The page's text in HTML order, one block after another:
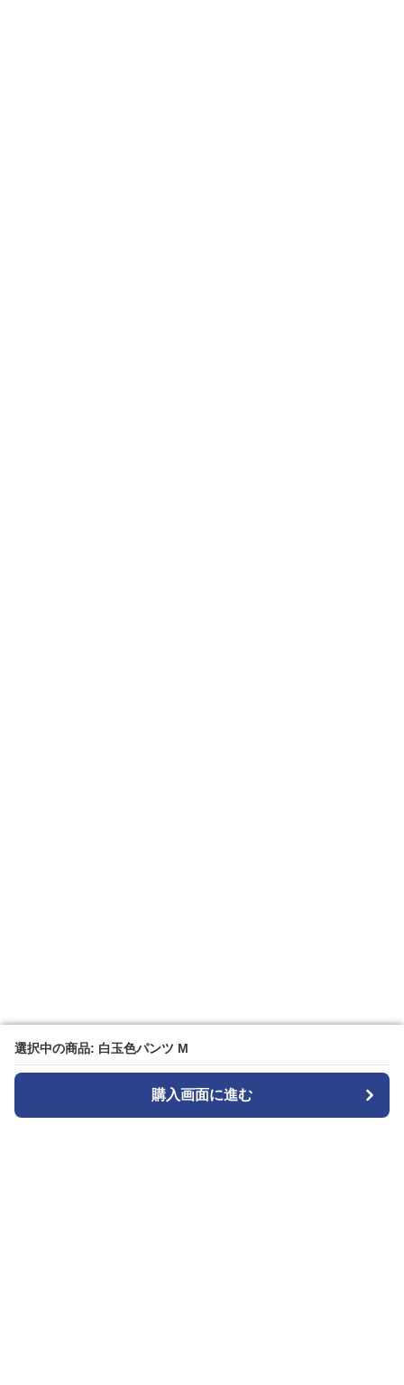
選択中の商品: 白玉色パンツ M
購入画面に進む
選択中の商品: 白玉色パンツ M
購入画面に進む